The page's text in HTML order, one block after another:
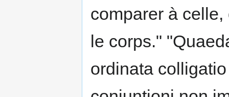
comparer à
le corps."
ordinata